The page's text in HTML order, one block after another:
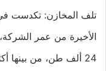
تلف المخازن: تكدست
الأخيرة من عمر